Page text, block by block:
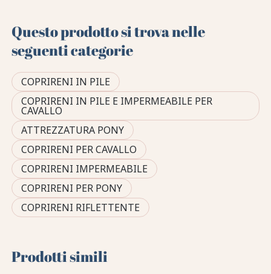
Questo prodotto si trova nelle
seguenti categorie
COPRIRENI IN PILE
COPRIRENI IN PILE E IMPERMEABILE PER
CAVALLO
ATTREZZATURA PONY
COPRIRENI PER CAVALLO
COPRIRENI IMPERMEABILE
COPRIRENI PER PONY
COPRIRENI RIFLETTENTE
Prodotti simili